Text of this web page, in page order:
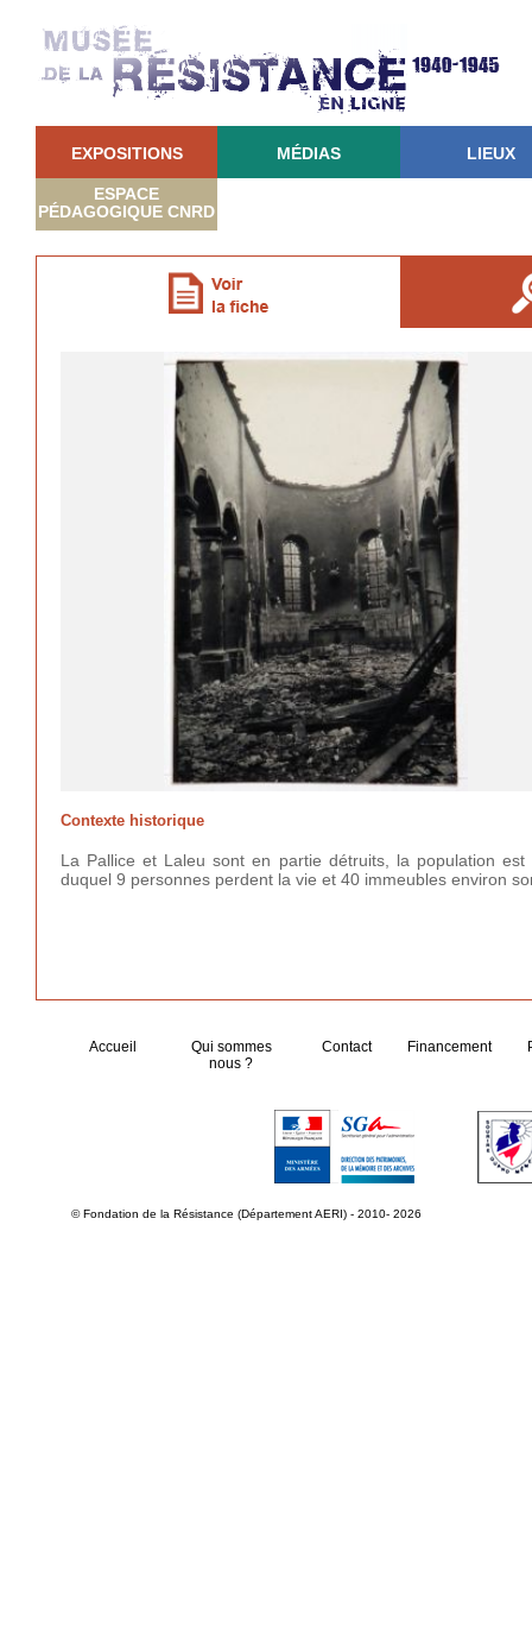
EXPOSITIONS MÉDIAS LIEUX
ESPACE
PÉDAGOGIQUE CNRD
Contexte historique
La Pallice et Laleu sont en partie détruits, la population
duquel 9 personnes perdent la vie et 40 immeubles environ
Accueil
Qui sommes
nous ?
Contact Financement
© Fondation de la Résistance (Département AERI) - 2010- 2026